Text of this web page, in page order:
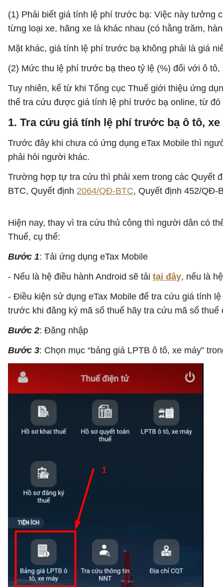
(1) Phải biết giá tính lệ phí trước bạ: Việc này
từng loại xe, hãng xe là khác nhau (có hằng trăm,
Mặt khác, giá tính lệ phí trước bạ không phải là giá
(2) Mức thu lệ phí trước bạ theo tỷ lệ (%) đối với ô tô,
Tuy nhiên, kể từ khi Tổng cục Thuế giới thiệu ứng
thể tra cứu được giá tính lệ phí trước bạ online, từ
1. Tra cứu giá tính lệ phí trước bạ ô tô,
Trước đây khi chưa có ứng dụng eTax Mobile thì
phải hỏi người khác.
Trường hợp tự tra cứu thì phải xem trong các Quyết
BTC, Quyết định 2064/QĐ-BTC, Quyết định 452/QĐ-
Hiện nay, thay vì tra cứu thủ công thì người dân có
Thuế, cụ thể:
Bước 1: Tải ứng dụng eTax Mobile
- Nếu là hệ điều hành Android sẽ tải tại đây, nếu là
- Điều kiện sử dụng eTax Mobile để tra cứu giá tính
trước khi đăng ký mã số thuế hãy tra cứu mã số
Bước 2: Đăng nhập
Bước 3: Chọn mục “bảng giá LPTB ô tô, xe máy”